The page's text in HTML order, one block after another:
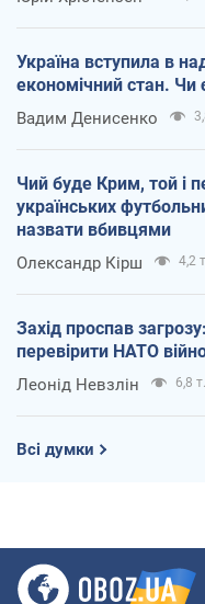
Україна вступила в
економічний стан. Чи
Вадим Денисенко
Чий буде Крим, той і
українських
назвати вбивцями
Олександр Кірш 4,2
Захід проспав
перевірити НАТО
Леонід Невзлін 6,8 т.
Всі думки